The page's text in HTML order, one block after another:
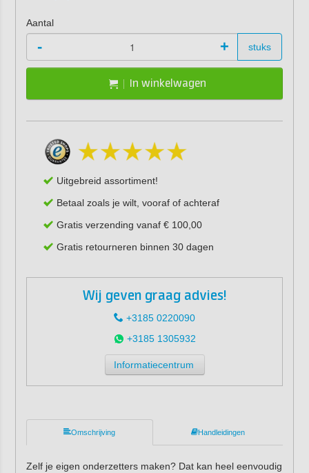
Aantal
- + stuks
In winkelwagen
Uitgebreid assortiment!
Betaal zoals je wilt, vooraf of achteraf
Gratis verzending vanaf € 100,00
Gratis retourneren binnen 30 dagen
Wij geven graag advies!
+3185 0220090
+3185 1305932
Informatiecentrum
Omschrijving Handleidingen
Zelf je eigen onderzetters maken? Dat kan heel eenvoudig